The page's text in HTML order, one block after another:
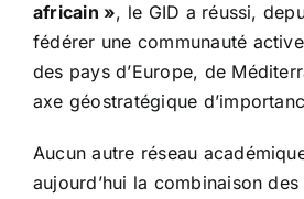
africain », le GID a réussi,
fédérer une communauté
des pays d’Europe, de
axe géostratégique
Aucun autre réseau
aujourd’hui la combinaison des